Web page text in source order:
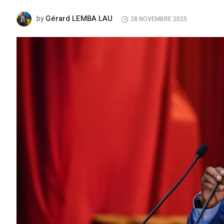
byGérard LEMBA LAU 28 NOVEMBRE 2025